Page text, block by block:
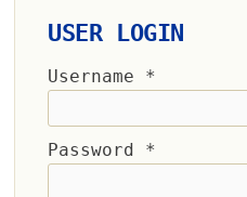
USER LOGIN
Username *
Password *